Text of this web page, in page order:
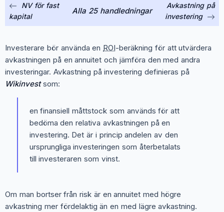
NV för fast
kapital
Alla 25 handledningar
Avkastning på
investering
Investerare bör använda en ROI-beräkning för att utvärdera
avkastningen på en annuitet och jämföra den med andra
investeringar. Avkastning på investering definieras på
Wikinvestsom:
en finansiell måttstock som används för att
bedöma den relativa avkastningen på en
investering. Det är i princip andelen av den
ursprungliga investeringen som återbetalats
till investeraren som vinst.
Om man bortser från risk är en annuitet med högre
avkastning mer fördelaktig än en med lägre avkastning.